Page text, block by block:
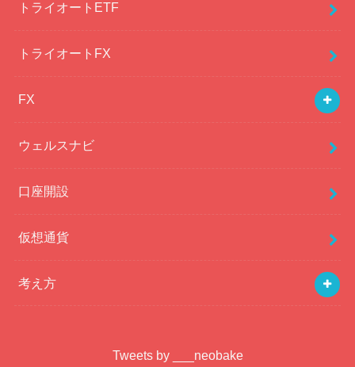
トライオートETF
トライオートFX
FX
ウェルスナビ
口座開設
仮想通貨
考え方
Tweets by ___neobake